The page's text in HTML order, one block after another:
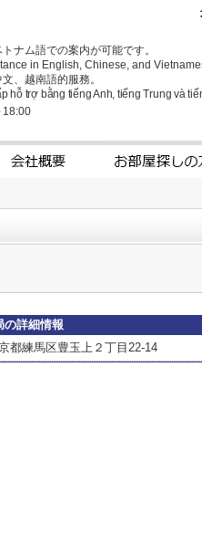
ナム語での案内が可能です。
in English, Chinese, and
、越南語的服務。
hỗ trợ bằng tiếng Anh, tiếng Trung và
18:00
の詳細情報
都練馬区豊玉上２丁目22-14